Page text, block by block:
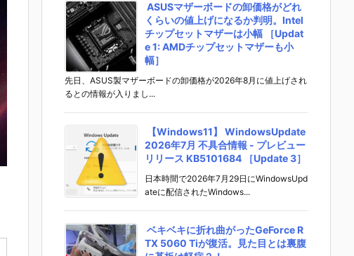
ASUSマザーボードの卸価格がどれ
くらいの値上げになるか判明。Intel
チップセットマザーは小幅 ［Updat
e 1: AMDチップセットマザーも小
幅］
先日、ASUS製マザーボードの卸価格が2026年8月に値上げされ
るとの情報が入りまし...
【Windows11】 WindowsUpdate
2026年7月 不具合情報 - プレビュー
リリース KB5101684 ［Update 3］
日本時間で2026年7月29日にWindowsUpd
ateに配信されたWindows...
ベキベキに折れ曲がったGeForce R
TX 5060 Tiが復活。見た目とは裏腹